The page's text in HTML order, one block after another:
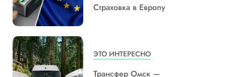
Страховка в Европу
ЭТО ИНТЕРЕСНО
Трансфер Омск —